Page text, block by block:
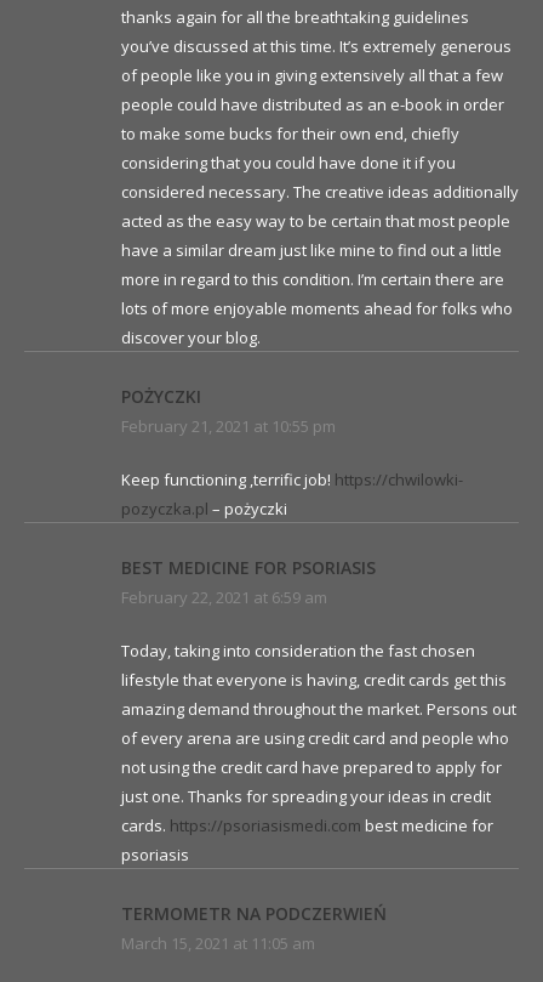
thanks again for all the breathtaking guidelines
you’ve discussed at this time. It’s extremely generous
of people like you in giving extensively all that a few
people could have distributed as an e-book in order
to make some bucks for their own end, chiefly
considering that you could have done it if you
considered necessary. The creative ideas additionally
acted as the easy way to be certain that most people
have a similar dream just like mine to find out a little
more in regard to this condition. I’m certain there are
lots of more enjoyable moments ahead for folks who
discover your blog.
POŻYCZKI
February 21, 2021 at 10:55 pm
Keep functioning ,terrific job! https://chwilowki-
pozyczka.pl – pożyczki
BEST MEDICINE FOR PSORIASIS
February 22, 2021 at 6:59 am
Today, taking into consideration the fast chosen
lifestyle that everyone is having, credit cards get this
amazing demand throughout the market. Persons out
of every arena are using credit card and people who
not using the credit card have prepared to apply for
just one. Thanks for spreading your ideas in credit
cards. https://psoriasismedi.com best medicine for
psoriasis
TERMOMETR NA PODCZERWIEŃ
March 15, 2021 at 11:05 am